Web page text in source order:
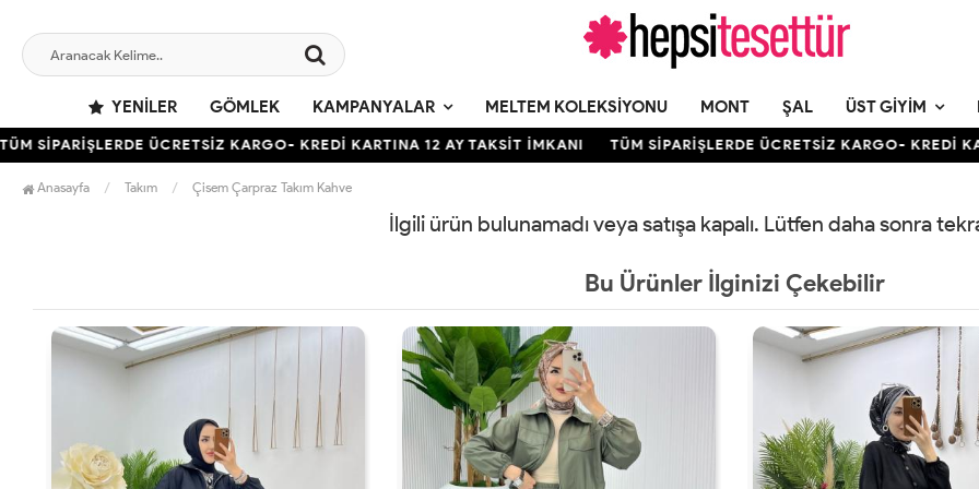
YENILER GÖMLEK KAMPANYALAR MELTEM KOLEKSIYONU MONT ŞAL ÜST GIYIM
ÜCRETSİZ KARGO- KREDİ KARTINA 12 AY TAKSİT İMKANI TÜM SİPARİŞLERDE ÜCRETSİZ KARGO- KREDİ
Anasayfa Takım Çisem Çarpraz Takım Kahve
İlgili ürün bulunamadı veya satışa kapalı. Lütfen daha sonra
Bu Ürünler İlginizi Çekebilir